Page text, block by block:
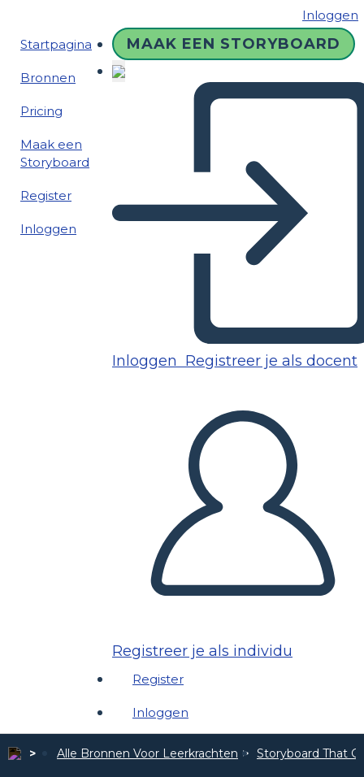
Inloggen
Startpagina
Bronnen
Pricing
Maak een
Storyboard
Register
Inloggen
MAAK EEN STORYBOARD
Inloggen Registreer je als docent
Registreer je als individu
Register
Inloggen
Alle Bronnen Voor Leerkrachten Storyboard That